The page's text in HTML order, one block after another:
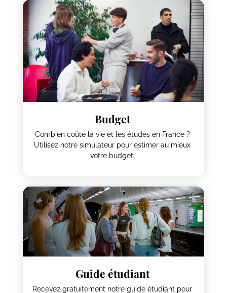
Budget
Combien coûte la vie et les études en France ?
Utilisez notre simulateur pour estimer au mieux
votre budget.
Guide étudiant
Recevez gratuitement notre guide étudiant pour